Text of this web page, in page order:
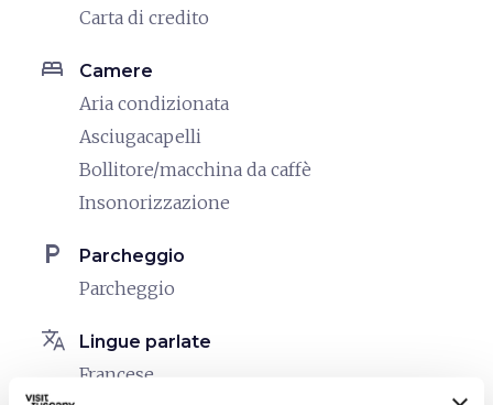
Carta di credito
bed Camere
Aria condizionata
Asciugacapelli
Bollitore/macchina da caffè
Insonorizzazione
local_parking Parcheggio
Parcheggio
translate Lingue parlate
Francese